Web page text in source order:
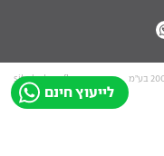
לייעוץ חינם
site by tq.soft